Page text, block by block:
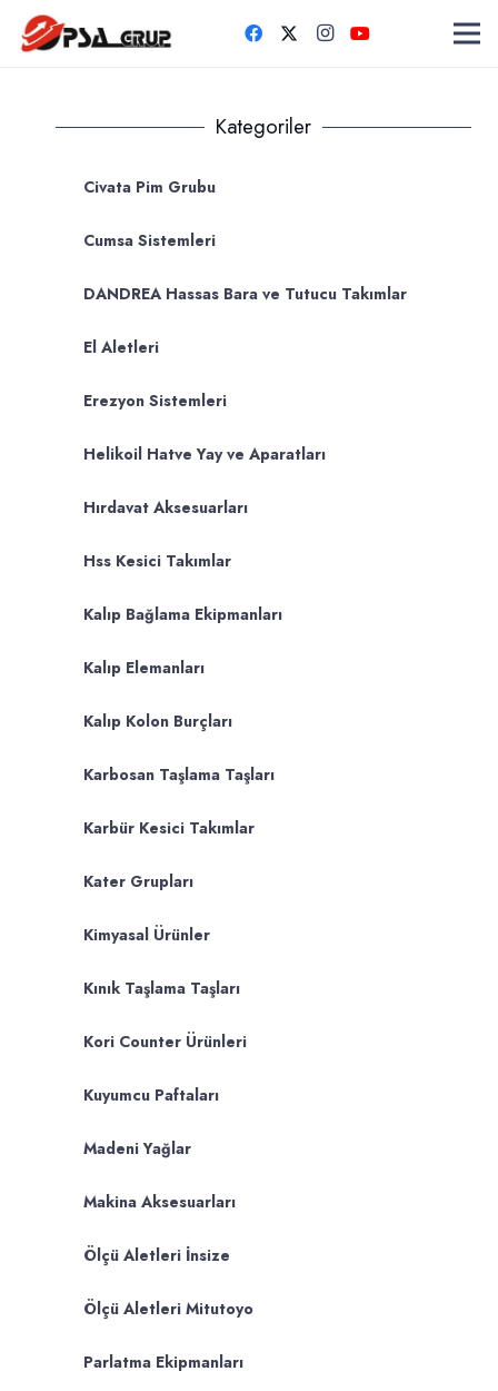
Kategoriler
Civata Pim Grubu
Cumsa Sistemleri
DANDREA Hassas Bara ve Tutucu Takımlar
El Aletleri
Erezyon Sistemleri
Helikoil Hatve Yay ve Aparatları
Hırdavat Aksesuarları
Hss Kesici Takımlar
Kalıp Bağlama Ekipmanları
Kalıp Elemanları
Kalıp Kolon Burçları
Karbosan Taşlama Taşları
Karbür Kesici Takımlar
Kater Grupları
Kimyasal Ürünler
Kınık Taşlama Taşları
Kori Counter Ürünleri
Kuyumcu Paftaları
Madeni Yağlar
Makina Aksesuarları
Ölçü Aletleri İnsize
Ölçü Aletleri Mitutoyo
Parlatma Ekipmanları